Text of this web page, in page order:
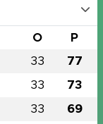
O P
33 77
33 73
33 69